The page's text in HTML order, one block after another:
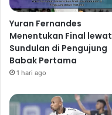
Yuran Fernandes
Menentukan Final lewat
Sundulan di Pengujung
Babak Pertama
1 hari ago